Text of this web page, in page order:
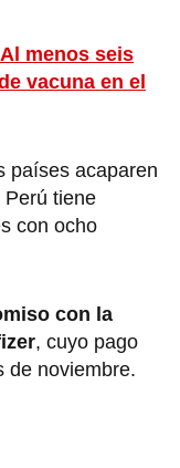
menos seis
vacuna en el
países acaparen
Perú tiene
con ocho
con la
, cuyo pago
de noviembre.